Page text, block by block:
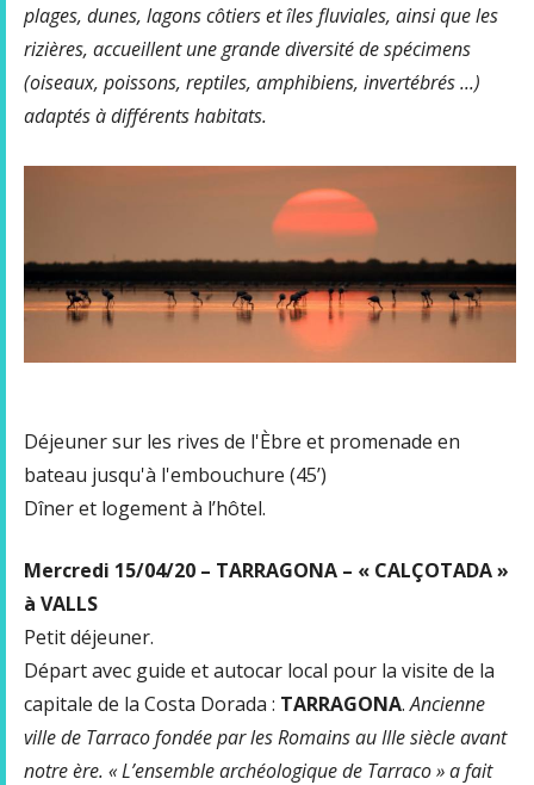
plages, dunes, lagons côtiers et îles fluviales, ainsi que les
rizières, accueillent une grande diversité de spécimens
(oiseaux, poissons, reptiles, amphibiens, invertébrés ...)
adaptés à différents habitats.
Déjeuner sur les rives de l'Èbre et promenade en
bateau jusqu'à l'embouchure (45’)
Dîner et logement à l’hôtel.
Mercredi 15/04/20 – TARRAGONA – « CALÇOTADA »
à VALLS
Petit déjeuner.
Départ avec guide et autocar local pour la visite de la
capitale de la Costa Dorada : TARRAGONA.Ancienne
ville de Tarraco fondée par les Romains au IIIe siècle avant
notre ère. « L’ensemble archéologique de Tarraco » a fait